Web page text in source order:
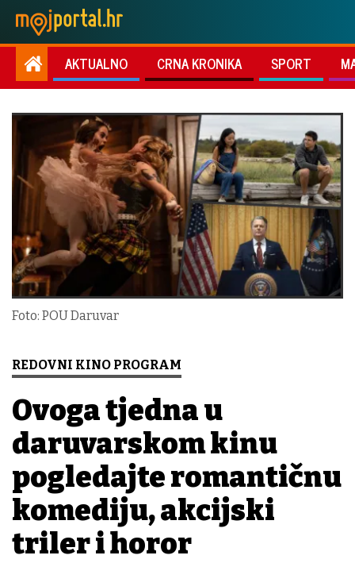
AKTUALNO CRNA KRONIKA SPORT
Foto: POU Daruvar
REDOVNI KINO PROGRAM
Ovoga tjedna u
daruvarskom kinu
pogledajte romantičnu
komediju, akcijski
triler i horor